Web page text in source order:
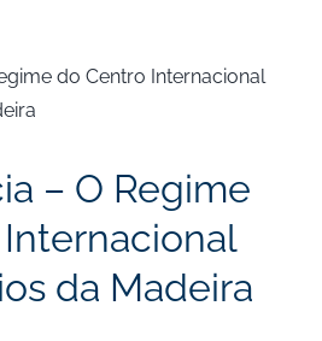
– O Regime
da Madeira